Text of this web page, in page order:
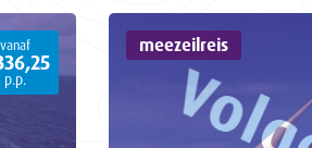
vanaf
p.p.
meezeilreis